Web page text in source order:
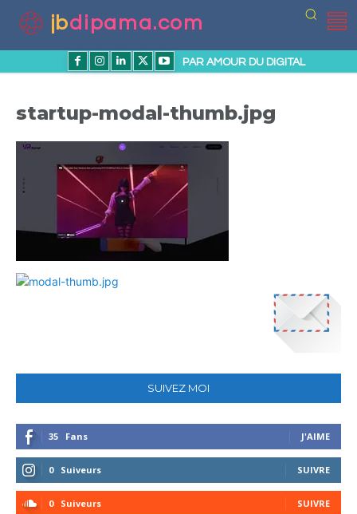
jbdipama.com
PAR AMOUR DU DIGITAL
startup-modal-thumb.jpg
SUIVEZ MOI
35 Fans J'AIME
0 Suiveurs SUIVRE
0 Suiveurs SUIVRE